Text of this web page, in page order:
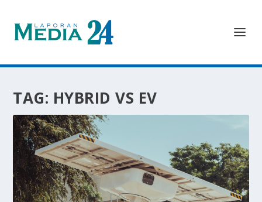
TAG: HYBRID VS EV